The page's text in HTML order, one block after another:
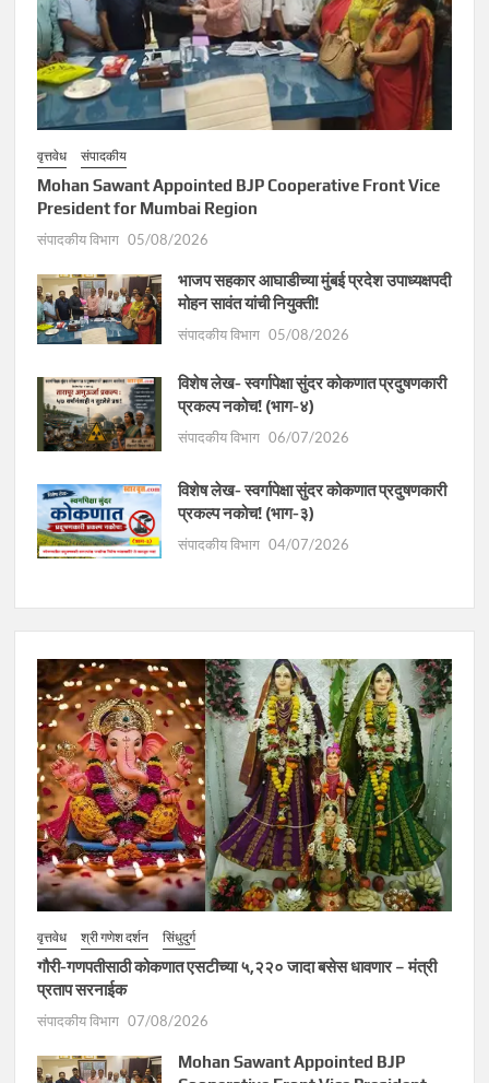
वृत्तवेध संपादकीय
Mohan Sawant Appointed BJP Cooperative Front Vice
President for Mumbai Region
संपादकीय विभाग 05/08/2026
भाजप सहकार आघाडीच्या मुंबई प्रदेश उपाध्यक्षपदी
मोहन सावंत यांची नियुक्ती!
संपादकीय विभाग 05/08/2026
विशेष लेख- स्वर्गापेक्षा सुंदर कोकणात प्रदुषणकारी
प्रकल्प नकोच! (भाग-४)
संपादकीय विभाग 06/07/2026
विशेष लेख- स्वर्गापेक्षा सुंदर कोकणात प्रदुषणकारी
प्रकल्प नकोच! (भाग-३)
संपादकीय विभाग 04/07/2026
वृत्तवेध श्री गणेश दर्शन सिंधुदुर्ग
गौरी-गणपतीसाठी कोकणात एसटीच्या ५,२२० जादा बसेस धावणार – मंत्री
प्रताप सरनाईक
संपादकीय विभाग 07/08/2026
Mohan Sawant Appointed BJP